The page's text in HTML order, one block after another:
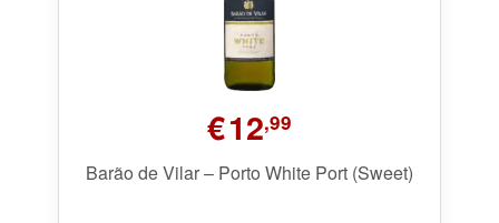
€12,99
Barão de Vilar – Porto White Port (Sweet)